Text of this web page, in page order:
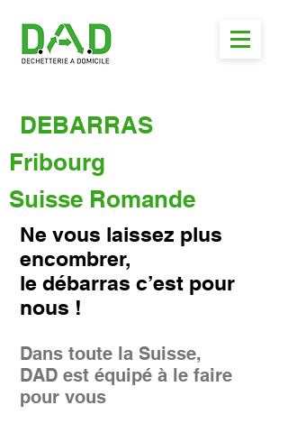
DEBARRAS
Fribourg
Suisse Romande
Ne vous laissez plus
encombrer,
le débarras c’est pour
nous !
Dans toute la Suisse,
DAD est équipé à le faire
pour vous